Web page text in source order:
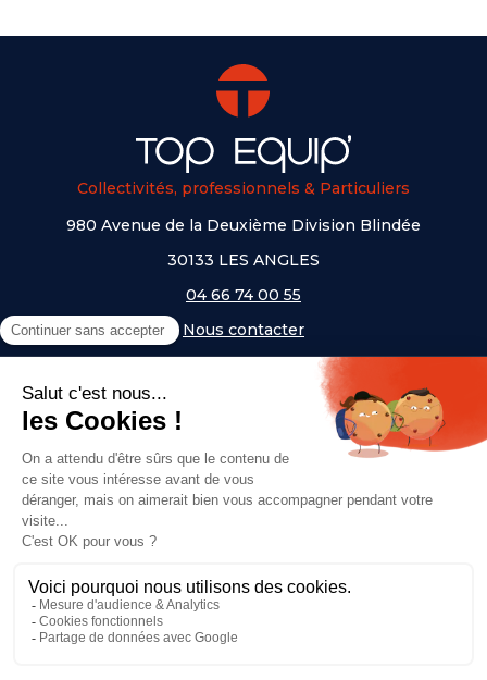
Collectivités, professionnels & Particuliers
980 Avenue de la Deuxième Division Blindée
30133 LES ANGLES
04 66 74 00 55
Nous contacter
NOS UNIVERS
- Serem
- Lifetime
- Mottez
- JAD Groupe